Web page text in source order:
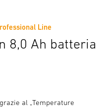
Line
8,0 Ah batteria
al „Temperature